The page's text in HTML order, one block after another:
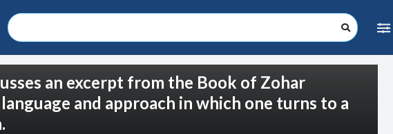
an excerpt from the Book of Zohar
and approach in which one turns to a